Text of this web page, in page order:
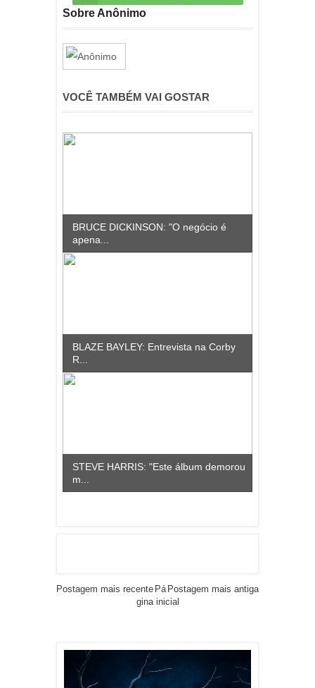
Sobre Anônimo
VOCÊ TAMBÉM VAI GOSTAR
BRUCE DICKINSON: "O negócio é
apena...
BLAZE BAYLEY: Entrevista na Corby
R...
STEVE HARRIS: "Este álbum demorou
m...
Postagem mais recente Postagem mais antiga
Pá
gina inicial